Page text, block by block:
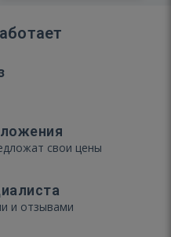
свои цены
и отзывами